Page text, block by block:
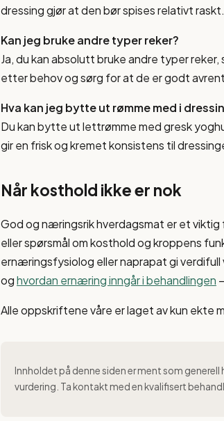
dressing gjør at den bør spises relativt raskt.
Kan jeg bruke andre typer reker?
Ja, du kan absolutt bruke andre typer
etter behov og sørg for at de er godt
Hva kan jeg bytte ut rømme med i
Du kan bytte ut lettrømme med gresk
gir en frisk og kremet konsistens til
Når kosthold ikke er nok
God og næringsrik hverdagsmat er et
eller spørsmål om kosthold og kroppens
ernæringsfysiolog eller naprapat gi verdifull
oghvordan ernæring inngår i behandlingen
Alle oppskriftene våre er laget av kun ekte
Innholdet på denne siden er ment som
vurdering. Ta kontakt med en kvalifisert